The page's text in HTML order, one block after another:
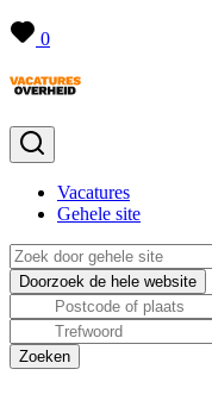
0
Vacatures
Gehele site